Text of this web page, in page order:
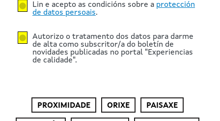
Lin e acepto as condicións sobre a protección
de datos persoais.
Autorizo o tratamento dos datos para darme
de alta como subscritor/a do boletín de
novidades publicadas no portal "Experiencias
de calidade".
PROXIMIDADE ORIXE PAISAXE